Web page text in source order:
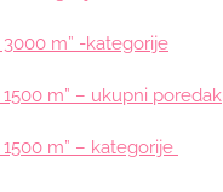
3000 m” -kategorije
1500 m” – ukupni poredak
1500 m” – kategorije